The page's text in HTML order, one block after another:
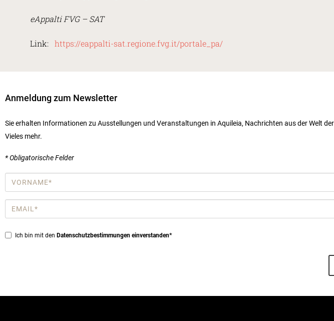
eAppalti FVG – SAT
Link: https://eappalti-sat.regione.fvg.it/portale_pa/
Anmeldung zum Newsletter
Sie erhalten Informationen zu Ausstellungen und Veranstaltungen in Aquileia, Nachrichten aus der Welt
Vieles mehr.
* Obligatorische Felder
Vorname
*
Email
*
Privacy
Ich bin mit den Datenschutzbestimmungen einverstanden*